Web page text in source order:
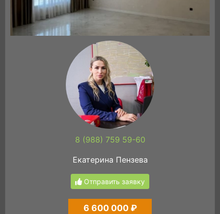
8 (988) 759 59-60
Екатерина Пензева
Отправить заявку
6 600 000 ₽